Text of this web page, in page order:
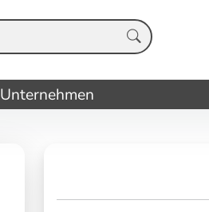
Unternehmen